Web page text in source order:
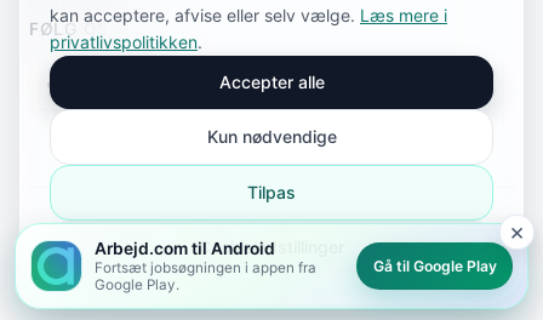
FØLG OS
© 2026 Arbejd.com. Alle rettigheder forbeholdes.
PrivatlivspolitikCookieindstillinger Sitemapsitemap.xml
×
Arbejd.com til Android
Fortsæt jobsøgningen i appen fra
Google Play.
Gå til Google Play
kan acceptere, afvise eller selv vælge. Læs mere i
privatlivspolitikken.
Accepter alle
Kun nødvendige
Tilpas
Cookieindstillinger